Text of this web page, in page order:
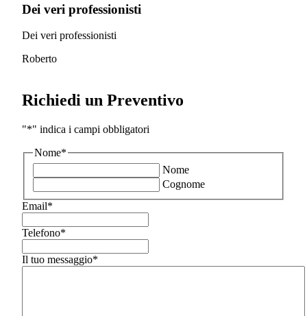
Dei veri professionisti
Dei veri professionisti
Roberto
Richiedi un Preventivo
"*" indica i campi obbligatori
Nome*
Nome
Cognome
Email*
Telefono*
Il tuo messaggio*